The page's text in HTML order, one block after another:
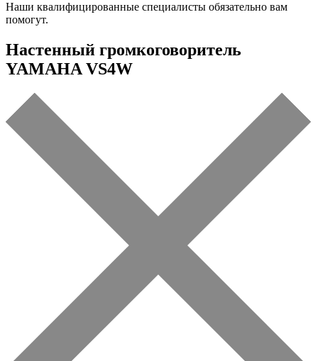
Наши квалифицированные специалисты обязательно вам
помогут.
Настенный громкоговоритель
YAMAHA VS4W